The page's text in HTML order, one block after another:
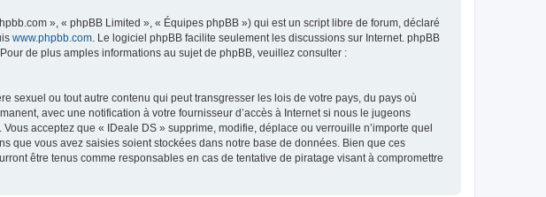
», « phpBB Limited », « Équipes phpBB ») qui est un script libre de forum, déclaré
www.phpbb.com. Le logiciel phpBB facilite seulement les discussions sur Internet. phpBB
de plus amples informations au sujet de phpBB, veuillez consulter :
sexuel ou tout autre contenu qui peut transgresser les lois de votre pays, du pays où
avec une notification à votre fournisseur d’accès à Internet si nous le jugeons
acceptez que « IDeale DS » supprime, modifie, déplace ou verrouille n’importe quel
que vous avez saisies soient stockées dans notre base de données. Bien que ces
être tenus comme responsables en cas de tentative de piratage visant à compromettre